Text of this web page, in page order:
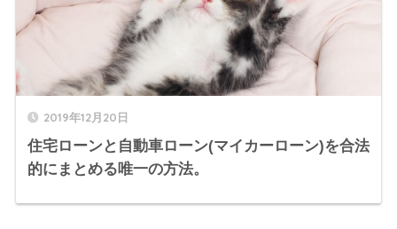
2019年12月20日
住宅ローンと自動車ローン(マイカーローン)を合法
的にまとめる唯一の方法。